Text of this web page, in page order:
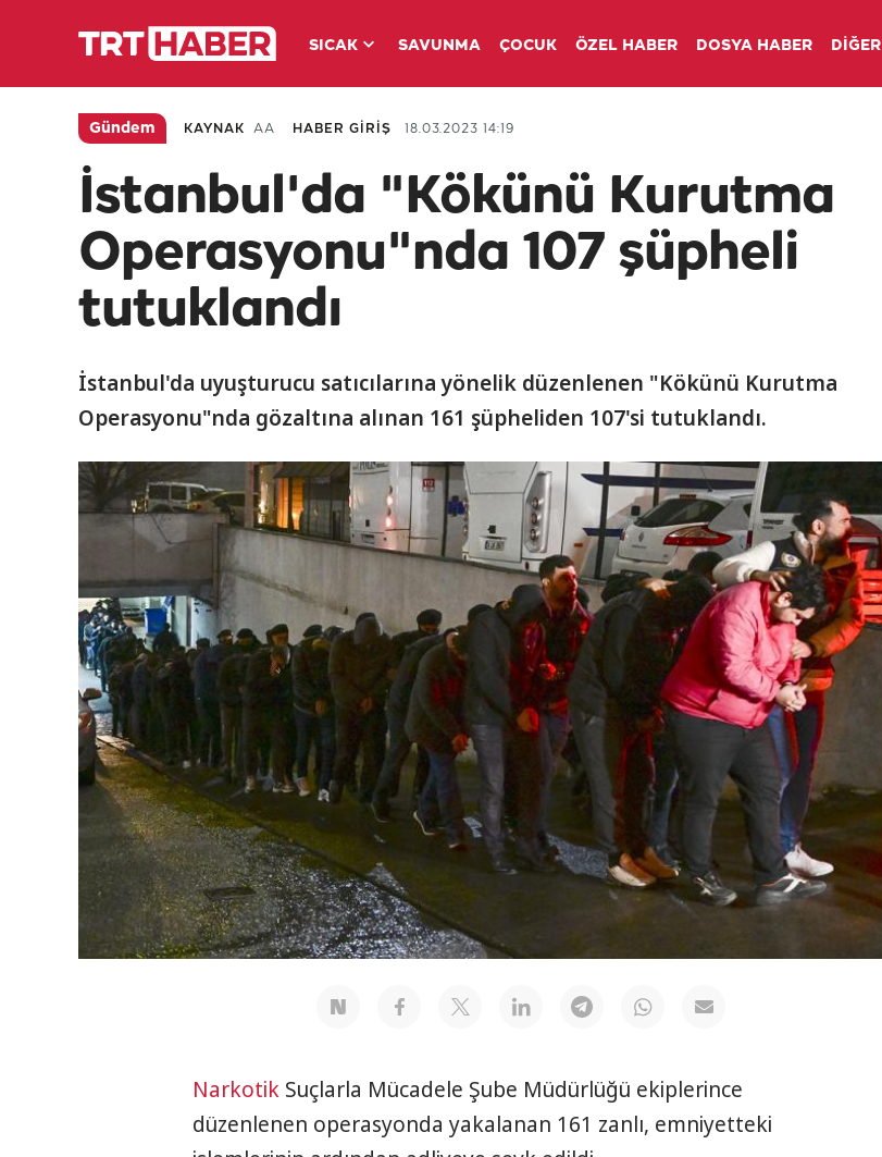
SICAK SAVUNMA ÇOCUK ÖZEL HABER DOSYA HABER DİĞER
Gündem KAYNAK AA HABER GİRİŞ 18.03.2023 14:19
İstanbul'da "Kökünü Kurutma
Operasyonu"nda 107 şüpheli
tutuklandı
İstanbul'da uyuşturucu satıcılarına yönelik düzenlenen "Kökünü Kurutma
Operasyonu"nda gözaltına alınan 161 şüpheliden 107'si tutuklandı.
Narkotik Suçlarla Mücadele Şube Müdürlüğü ekiplerince
düzenlenen operasyonda yakalanan 161 zanlı, emniyetteki